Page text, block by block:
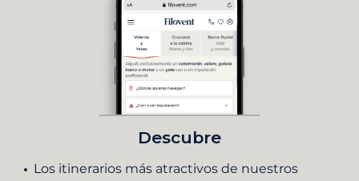
Descubre
Los itinerarios más atractivos de nuestros